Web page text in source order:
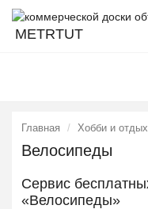
METRTUT
Главная Хобби и отдых
Велосипеды
Сервис
«Велосипеды»